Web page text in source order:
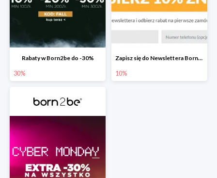
Rabaty w Born2be do -30%
30%
Zapisz się do Newslettera Born2be i zyskaj 10% rabatu
10%